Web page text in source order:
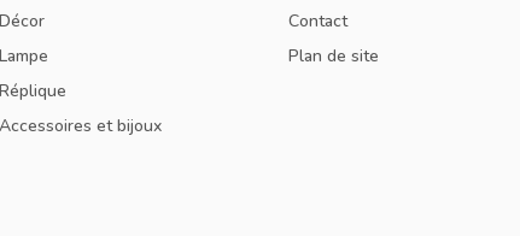
Décor
Lampe
Réplique
Accessoires et bijoux
Contact
Plan de site